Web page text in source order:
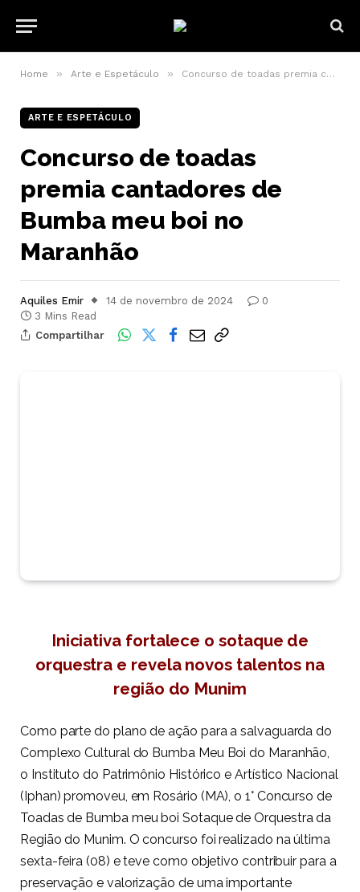
Home » Arte e Espetáculo » Concurso de toadas premia cantadores de Bumba meu boi no Maranhão
ARTE E ESPETÁCULO
Concurso de toadas
premia cantadores de
Bumba meu boi no
Maranhão
Aquiles Emir 14 de novembro de 2024
0
3 Mins Read
Compartilhar
Iniciativa fortalece o sotaque de
orquestra e revela novos talentos na
região do Munim
Como parte do plano de ação para a salvaguarda do
Complexo Cultural do Bumba Meu Boi do Maranhão,
o Instituto do Patrimônio Histórico e Artístico Nacional
(Iphan) promoveu, em Rosário (MA), o 1° Concurso de
Toadas de Bumba meu boi Sotaque de Orquestra da
Região do Munim. O concurso foi realizado na última
sexta-feira (08) e teve como objetivo contribuir para a
preservação e valorização de uma importante